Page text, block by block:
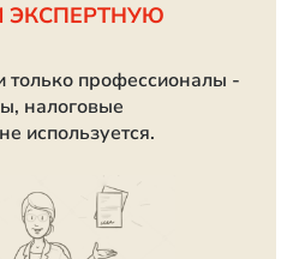
ЭКСПЕРТНУЮ
только профессионалы -
налоговые
используется.